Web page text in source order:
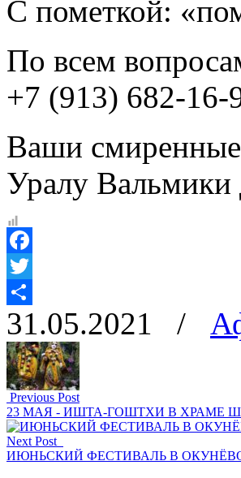
С пометкой:
По всем
+7 (913) 682-
Ваши смиренные
Уралу Вальмики
Facebook
Twitter
Отправить
31.05.2021 /
Previous Post
23 МАЯ - ИШТА-ГОШТХИ В ХРАМЕ
Next Post
ИЮНЬСКИЙ ФЕСТИВАЛЬ В